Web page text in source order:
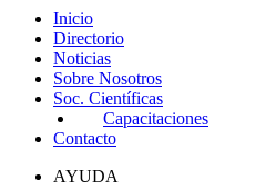
Inicio
Directorio
Noticias
Sobre Nosotros
Soc. Científicas
Capacitaciones
Contacto
AYUDA